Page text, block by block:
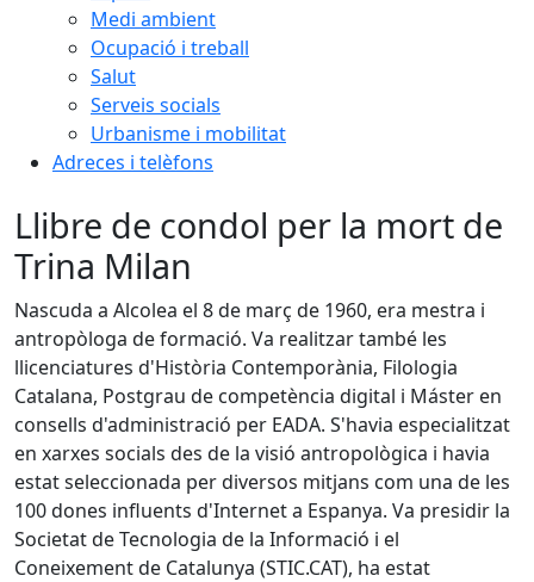
Medi ambient
Ocupació i treball
Salut
Serveis socials
Urbanisme i mobilitat
Adreces i telèfons
Llibre de condol per la mort de
Trina Milan
Nascuda a Alcolea el 8 de març de 1960, era mestra i
antropòloga de formació. Va realitzar també les
llicenciatures d'Història Contemporània, Filologia
Catalana, Postgrau de competència digital i Máster en
consells d'administració per EADA. S'havia especialitzat
en xarxes socials des de la visió antropològica i havia
estat seleccionada per diversos mitjans com una de les
100 dones influents d'Internet a Espanya. Va presidir la
Societat de Tecnologia de la Informació i el
Coneixement de Catalunya (STIC.CAT), ha estat